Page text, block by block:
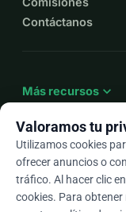
Contáctanos
Más recursos expand_more
Esarrow_drop_down
★★★★★4,9 / 5
Valoramos tu
Utilizamos cookies
ofrecer anuncios o
tráfico. Al hacer clic
cookies. Para